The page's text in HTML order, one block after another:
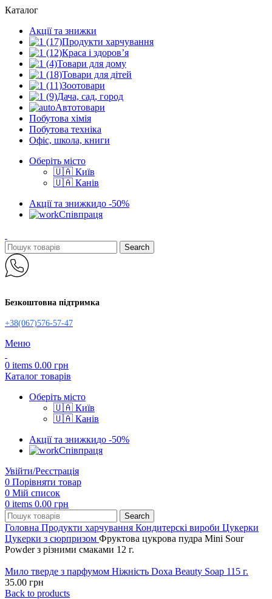
Каталог
Акції та знижки
Продукти харчування
Краса і здоров’я
Товари для дому
Товари для дітей
Зоотовари
Дача, сад, город
Автотовари
Побутова хімія
Побутова техніка
Офіс, школа, книги
Оберіть місто
🇺🇦 Київ
🇺🇦 Канів
Акції та знижкидо -50%
Співпраця
Search
Безкоштовна підтримка
+38(067)576-57-47
Меню
0 items 0.00 грн
Каталог товарів
Оберіть місто
🇺🇦 Київ
🇺🇦 Канів
Акції та знижкидо -50%
Співпраця
Увійти/Реєстрація
0 Порівняти товар
0 Мій список
0 items 0.00 грн
Search
Головна Продукти харчування Кондитерскі вироби Цукерки
Цукерки з сюрпризом Фруктова цукрова пудра Mini Sour
Powder з різними смаками 12 г.
Мило тверде з парфумом Ніжність Doxa Beauty Soap 115 г.
35.00 грн
Back to products